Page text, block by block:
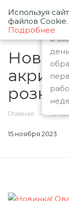
Главная — О
15 ноября 2023
в
Используя
файлов Cookie.
Подробнее